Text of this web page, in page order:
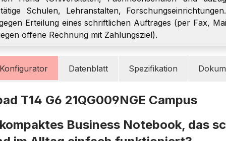
Schulen, Lehranstalten,
Erteilung eines schriftlichen Auftrages (per Fax,
offene Rechnung mit Zahlungsziel).
Konfigurator Datenblatt Spezifikation
T14 G6 21QG009NGE Campus
Business Notebook, das